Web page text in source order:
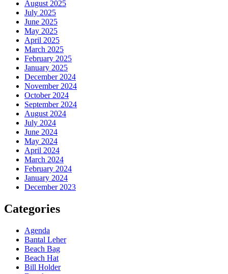
August 2025
July 2025
June 2025
May 2025
April 2025
March 2025
February 2025
January 2025
December 2024
November 2024
October 2024
September 2024
August 2024
July 2024
June 2024
May 2024
April 2024
March 2024
February 2024
January 2024
December 2023
Categories
Agenda
Bantal Leher
Beach Bag
Beach Hat
Bill Holder